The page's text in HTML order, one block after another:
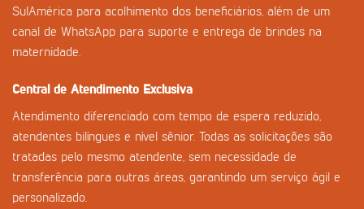
SulAmérica para acolhimento dos beneficiários, além de um
canal de WhatsApp para suporte e entrega de brindes na
maternidade.
Central de Atendimento Exclusiva
Atendimento diferenciado com tempo de espera reduzido,
atendentes bilíngues e nível sênior. Todas as solicitações são
tratadas pelo mesmo atendente, sem necessidade de
transferência para outras áreas, garantindo um serviço ágil e
personalizado.